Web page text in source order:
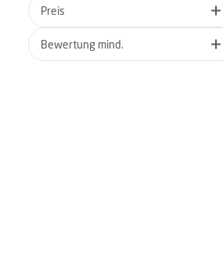
Preis
Bewertung mind.